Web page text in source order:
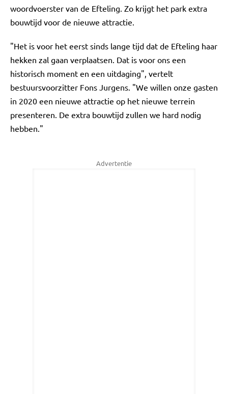
woordvoerster van de Efteling. Zo krijgt het park extra
bouwtijd voor de nieuwe attractie.
"Het is voor het eerst sinds lange tijd dat de Efteling haar
hekken zal gaan verplaatsen. Dat is voor ons een
historisch moment en een uitdaging", vertelt
bestuursvoorzitter Fons Jurgens. "We willen onze gasten
in 2020 een nieuwe attractie op het nieuwe terrein
presenteren. De extra bouwtijd zullen we hard nodig
hebben."
Advertentie